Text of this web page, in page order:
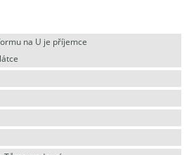
na U je příjemce